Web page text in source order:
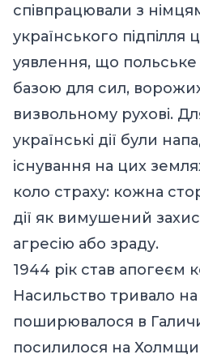
співпрацювали з
українського підпілля
уявлення, що
базою для сил,
визвольному рухові.
українські дії були
існування на цих
коло страху: кожна
дії як вимушений
агресію або зраду.
1944 рік став апогеєм
Насильство тривало
поширювалося в
посилилося на